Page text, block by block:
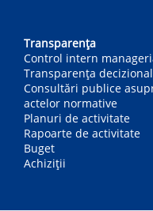
Transparența
Control intern
Transparența
Consultări publice
actelor normative
Planuri de activitate
Rapoarte de activitate
Buget
Achiziții